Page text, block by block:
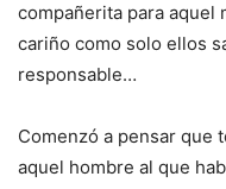
compañerita para aquel
cariño como solo ellos
responsable…
Comenzó a pensar que
aquel hombre al que